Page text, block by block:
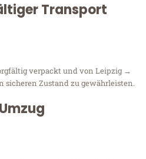
Transport
verpackt und von Leipzig →
Zustand zu gewährleisten.